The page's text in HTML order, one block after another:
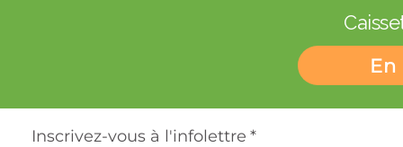
Inscrivez-vous à l'infolettre *